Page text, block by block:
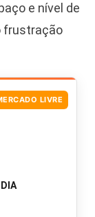
e nível de
frustração
LIVRE